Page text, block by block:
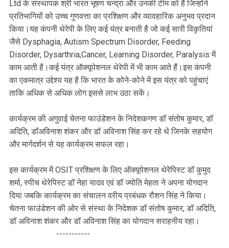
Ltd के संस्थापक श्री भारत भूषण चन्द्रा और उनकी टीम को है जिन्होंने
प्रतिभागियों को उच्च गुणवत्ता का प्रशिक्षण और व्यावहारिक अनुभव प्रदान
किया।यह कंपनी थेरेपी के लिए कई यंत्र बनाती है जो कई सारी विकृतियां
जैसे Dysphagia, Autism Spectrum Disorder, Feeding
Disorder, Dysarthria,Cancer, Learning Disorder, Paralysis में
काम आती है।कई यंत्र ऑक्यूपेशनल थेरेपी में भी काम आते हैं।इस कंपनी
का एकमात्र उद्देश्य यह है कि भारत के कोने-कोने में इस यंत्र को पहुंचाएं
ताकि अधिक से अधिक लोग इससे लाभ उठा सकें।
कार्यक्रम की अगुवाई चेतना फाउंडेशन के निदेशकगण डॉ संतोष कुमार, डॉ
अदिति, डॉअविनाश शंकर और डॉ अविनाश सिंह कर रहे थे जिनके सहयोग
और मार्गदर्शन से यह कार्यक्रम सफल रहा।
इस कार्यक्रम में OSIT प्रशिक्षण के लिए ऑक्यूपेशनल थेरेपिस्ट डॉ कुमुद
शर्मा, स्पीच थेरेपिस्ट डॉ नेहा यादव एवं डॉ ज्योति मेहता ने अपना योगदान
दिया जबकि कार्यक्रम का संचालन वरीय प्रबंधक रौशन सिंह ने किया।
चेतना फाउंडेशन की ओर से संस्था के निदेशक डॉ संतोष कुमार, डॉ अदिति,
डॉ अविनाश शंकर और डॉ अविनाश सिंह का योगदान सराहनीय रहा।
-----------